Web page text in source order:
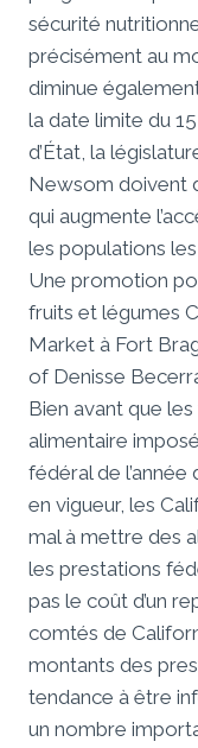
sécurité
précisément au
diminue
la date limite du
d’État, la
Newsom doivent
qui augmente
les populations
Une promotion
fruits et légumes
Market à Fort
of Denisse
Bien avant que
alimentaire
fédéral de
en vigueur, les
mal à mettre des
les prestations
pas le coût d’un
comtés de
montants des
tendance à être
un nombre